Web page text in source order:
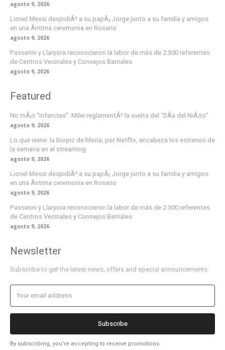
agosto 9, 2026
Lionel Messi despidiÃ³ a su papÃ¡ Jorge junto a su familia y amigos
en una Ã­ntima ceremonia en Rosario
agosto 9, 2026
Passerini y Llaryora reconocieron la labor de más de 2.300 referentes
de Centros Vecinales y Consejos Barriales
agosto 9, 2026
Featured
No mÃ¡s “infancias”: Milei reglamentÃ³ la vuelta del “DÃ­a del NiÃ±o”
agosto 9, 2026
Lo que viene: la biopic de Moria, por Netflix, encabeza los estrenos de
la semana en el streaming
agosto 9, 2026
Lionel Messi despidiÃ³ a su papÃ¡ Jorge junto a su familia y amigos
en una Ã­ntima ceremonia en Rosario
agosto 9, 2026
Passerini y Llaryora reconocieron la labor de más de 2.300 referentes
de Centros Vecinales y Consejos Barriales
agosto 9, 2026
Newsletter
Subscribe to get the latest news, offers and special announcements.
Subscribe
By subscribing, you're accepting to receive promotions.